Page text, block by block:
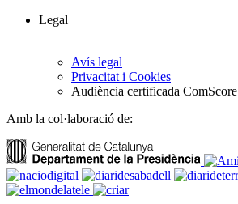
Legal
Avís legal
Privacitat i Cookies
Audiència certificada ComScore
Amb la col·laboració de: